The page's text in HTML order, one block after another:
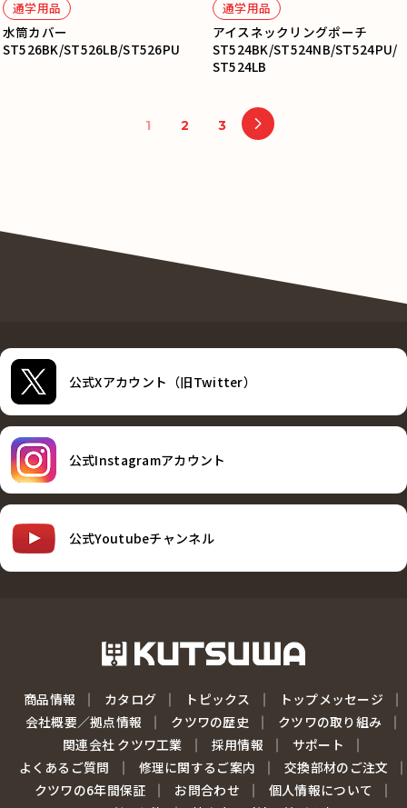
通学用品
水筒カバー
ST526BK/ST526LB/ST526PU
通学用品
アイスネックリングポーチ
ST524BK/ST524NB/ST524PU/
ST524LB
1 2 3
公式Xアカウント（旧Twitter）
公式Instagramアカウント
公式Youtubeチャンネル
商品情報 カタログ トピックス
トップメッセージ
会社概要／拠点情報
クツワの歴史
クツワの取り組み
関連会社 クツワ工業
採用情報
サポート
よくあるご質問
修理に関するご案内
交換部材のご注文
クツワの6年間保証
お問合わせ
個人情報について